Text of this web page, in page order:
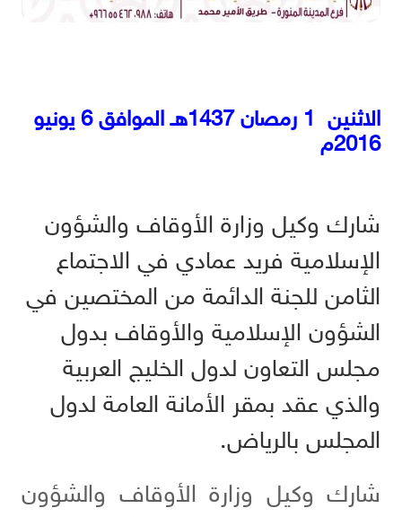
الاثنين 1 رمصان 1437هـ الموافق 6 يونيو
2016م
شارك وكيل وزارة الأوقاف والشؤون
الإسلامية فريد عمادي في الاجتماع
الثامن للجنة الدائمة من المختصين في
الشؤون الإسلامية والأوقاف بدول
مجلس التعاون لدول الخليج العربية
والذي عقد بمقر الأمانة العامة لدول
المجلس بالرياض.
شارك وكيل وزارة الأوقاف والشؤون